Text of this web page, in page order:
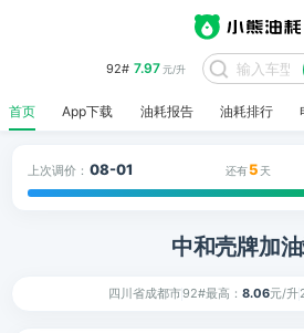
92# 7.97元/升
首页 App下载 油耗报告 油耗排行
上次调价： 08-01 还有5 天
中和壳牌加
四川省成都市92#最高： 8.06元/升